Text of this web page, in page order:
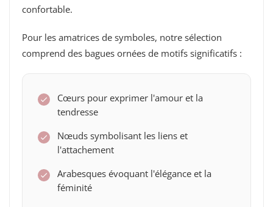
confortable.
Pour les amatrices de symboles, notre sélection
comprend des bagues ornées de motifs significatifs :
Cœurs pour exprimer l'amour et la
tendresse
Nœuds symbolisant les liens et
l'attachement
Arabesques évoquant l'élégance et la
féminité